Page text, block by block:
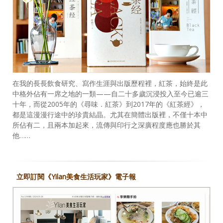
在我的長長飲食研究、寫作生涯與出版歷程裡，紅茶，始終是此
中格外佔有一席之地的一類——自二十多歲沉浸投入至今已逾三
十年，而從2005年的《尋味．紅茶》到2017年的《紅茶經》，
都是這漫漫行途中的珍貴結晶。尤其在簡體出版裡，不僅十本中
所佔有二，且兩本加起來，流傳與印行之深廣程度應也勝於其
他……
立即訂閱《Yilan美食生活玩家》電子報